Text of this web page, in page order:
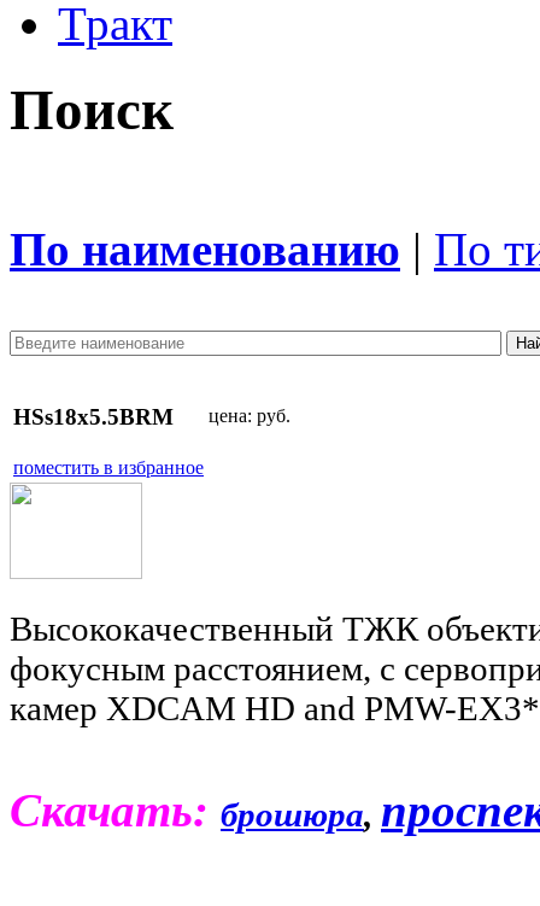
Тракт
Поиск
По наименованию | По
HSs18x5.5BRM цена: руб.
поместить в избранное
Высококачественный ТЖК
фокусным расстоянием, с
камер XDCAM HD and PMW-EX3*
Скачать: брошюра,